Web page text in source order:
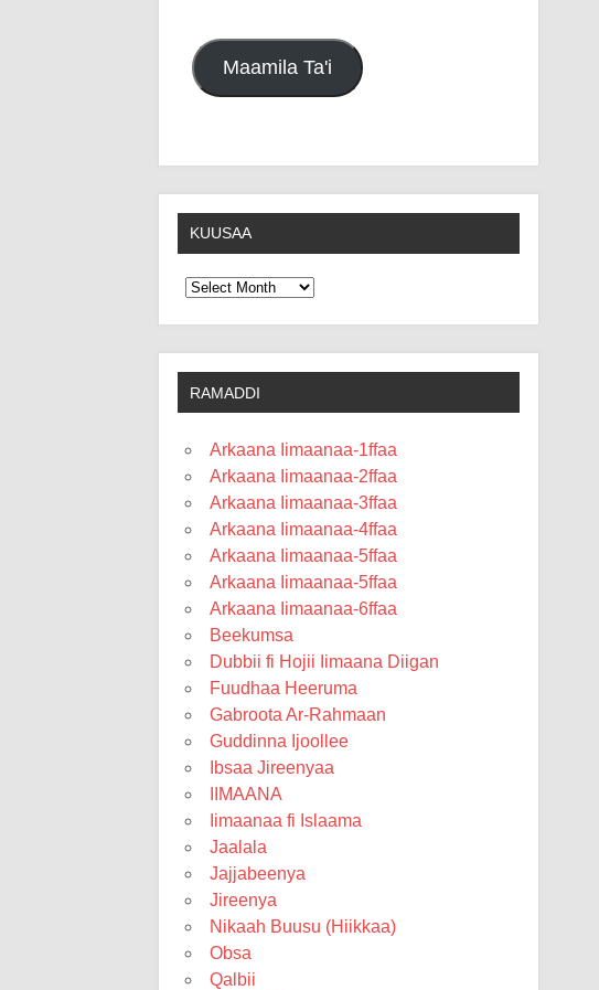
Maamila Ta'i
KUUSAA
Kuusaa
RAMADDI
Arkaana Iimaanaa-1ffaa
Arkaana Iimaanaa-2ffaa
Arkaana Iimaanaa-3ffaa
Arkaana Iimaanaa-4ffaa
Arkaana Iimaanaa-5ffaa
Arkaana Iimaanaa-5ffaa
Arkaana Iimaanaa-6ffaa
Beekumsa
Dubbii fi Hojii Iimaana Diigan
Fuudhaa Heeruma
Gabroota Ar-Rahmaan
Guddinna Ijoollee
Ibsaa Jireenyaa
IIMAANA
Iimaanaa fi Islaama
Jaalala
Jajjabeenya
Jireenya
Nikaah Buusu (Hiikkaa)
Obsa
Qalbii